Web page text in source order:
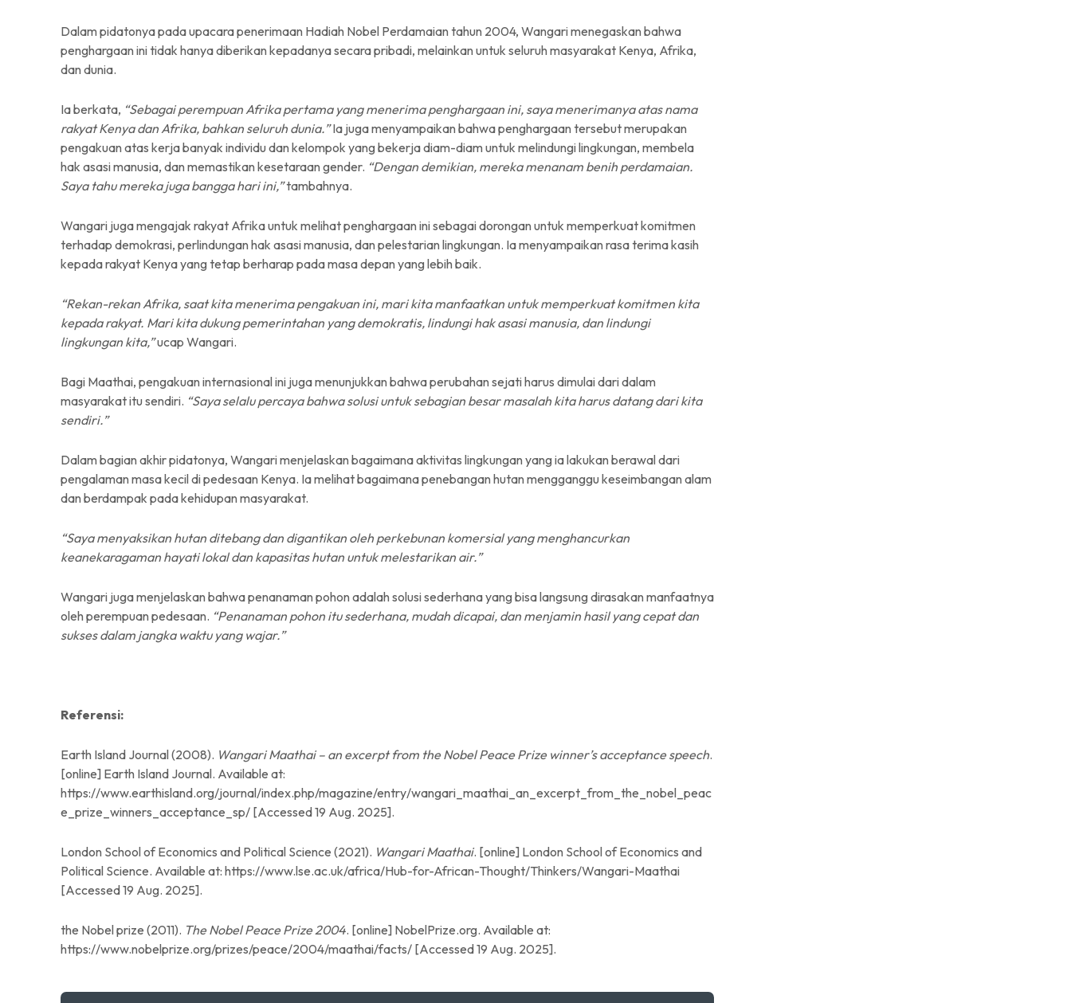
Dalam pidatonya pada upacara penerimaan Hadiah Nobel Perdamaian tahun 2004, Wangari menegaskan bahwa
penghargaan ini tidak hanya diberikan kepadanya secara pribadi, melainkan untuk seluruh masyarakat Kenya, Afrika,
dan dunia.
Ia berkata, “Sebagai perempuan Afrika pertama yang menerima penghargaan ini, saya menerimanya atas nama
rakyat Kenya dan Afrika, bahkan seluruh dunia.”Ia juga menyampaikan bahwa penghargaan tersebut merupakan
pengakuan atas kerja banyak individu dan kelompok yang bekerja diam-diam untuk melindungi lingkungan, membela
hak asasi manusia, dan memastikan kesetaraan gender. “Dengan demikian, mereka menanam benih perdamaian.
Saya tahu mereka juga bangga hari ini,”tambahnya.
Wangari juga mengajak rakyat Afrika untuk melihat penghargaan ini sebagai dorongan untuk memperkuat komitmen
terhadap demokrasi, perlindungan hak asasi manusia, dan pelestarian lingkungan. Ia menyampaikan rasa terima kasih
kepada rakyat Kenya yang tetap berharap pada masa depan yang lebih baik.
“Rekan-rekan Afrika, saat kita menerima pengakuan ini, mari kita manfaatkan untuk memperkuat komitmen kita
kepada rakyat. Mari kita dukung pemerintahan yang demokratis, lindungi hak asasi manusia, dan lindungi
lingkungan kita,”ucap Wangari.
Bagi Maathai, pengakuan internasional ini juga menunjukkan bahwa perubahan sejati harus dimulai dari dalam
masyarakat itu sendiri. “Saya selalu percaya bahwa solusi untuk sebagian besar masalah kita harus datang dari kita
sendiri.”
Dalam bagian akhir pidatonya, Wangari menjelaskan bagaimana aktivitas lingkungan yang ia lakukan berawal dari
pengalaman masa kecil di pedesaan Kenya. Ia melihat bagaimana penebangan hutan mengganggu keseimbangan alam
dan berdampak pada kehidupan masyarakat.
“Saya menyaksikan hutan ditebang dan digantikan oleh perkebunan komersial yang menghancurkan
keanekaragaman hayati lokal dan kapasitas hutan untuk melestarikan air.”
Wangari juga menjelaskan bahwa penanaman pohon adalah solusi sederhana yang bisa langsung dirasakan manfaatnya
oleh perempuan pedesaan. “Penanaman pohon itu sederhana, mudah dicapai, dan menjamin hasil yang cepat dan
sukses dalam jangka waktu yang wajar.”
Referensi:
Earth Island Journal (2008). Wangari Maathai – an excerpt from the Nobel Peace Prize winner’s acceptance speech.
[online] Earth Island Journal. Available at:
https://www.earthisland.org/journal/index.php/magazine/entry/wangari_maathai_an_excerpt_from_the_nobel_peac
e_prize_winners_acceptance_sp/ [Accessed 19 Aug. 2025].
London School of Economics and Political Science (2021). Wangari Maathai. [online] London School of Economics and
Political Science. Available at: https://www.lse.ac.uk/africa/Hub-for-African-Thought/Thinkers/Wangari-Maathai
[Accessed 19 Aug. 2025].
the Nobel prize (2011). The Nobel Peace Prize 2004. [online] NobelPrize.org. Available at:
https://www.nobelprize.org/prizes/peace/2004/maathai/facts/ [Accessed 19 Aug. 2025].